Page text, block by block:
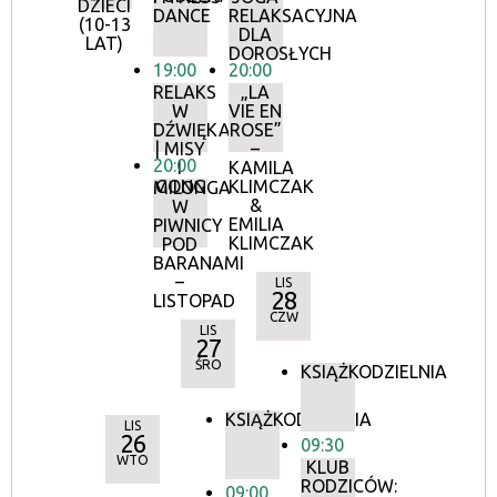
DZIECI
(10-13
LAT)
DANCE
19:00
RELAKS
W
DŹWIĘKACH
| MISY
I
GONG
20:00
MILONGA
W
PIWNICY
POD
BARANAMI
–
LISTOPAD
RELAKSACYJNA
DLA
DOROSŁYCH
20:00
„LA
VIE EN
ROSE”
–
KAMILA
KLIMCZAK
&
EMILIA
KLIMCZAK
LIS
26
WTO
LIS
27
ŚRO
KSIĄŻKODZIELNIA
09:00
LIS
28
CZW
KSIĄŻKODZIELNIA
09:30
KLUB
RODZICÓW: